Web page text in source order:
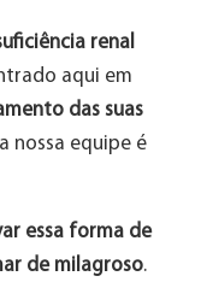
renal
aqui em
das suas
nossa equipe é
essa forma de
de milagroso.